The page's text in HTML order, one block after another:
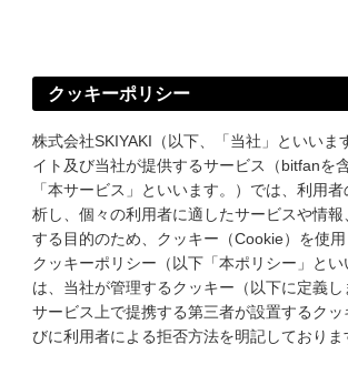
クッキーポリシー
株式会社SKIYAKI（以下、「当社」といいま
イト及び当社が提供するサービス（bitfanを
「本サービス」といいます。）では、利用
析し、個々の利用者に適したサービスや情
する目的のため、クッキー（Cookie）を使
クッキーポリシー（以下「本ポリシー」と
は、当社が管理するクッキー（以下に定義
サービス上で提携する第三者が設置するクッ
びに利用者による拒否方法を明記しておりま